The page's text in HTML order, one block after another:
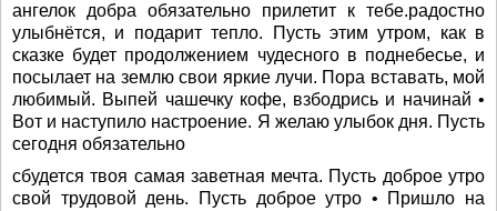
ангелок добра обязательно прилетит к тебе.радостно
улыбнётся, и подарит тепло. Пусть этим утром, как в
сказке будет продолжением чудесного в поднебесье, и
посылает на землю свои яркие лучи. Пора вставать, мой
любимый. Выпей чашечку кофе, взбодрись и начинай •
Вот и наступило настроение. Я желаю улыбок дня. Пусть
сегодня обязательно
сбудется твоя самая заветная мечта. Пусть доброе утро
свой трудовой день. Пусть доброе утро • Пришло на